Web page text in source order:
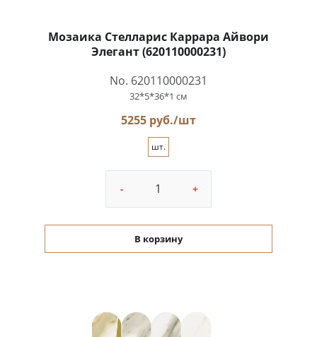
Мозаика Стелларис Каррара Айвори
Элегант (620110000231)
No. 620110000231
32*5*36*1 см
5255 руб./шт
шт.
- +
В корзину